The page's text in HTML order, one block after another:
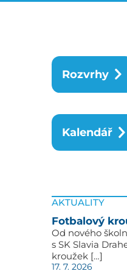
Rozvrhy
Kalendář
AKTUALITY
Fotbalový
Od nového
s SK Slavia
kroužek […]
17. 7. 2026